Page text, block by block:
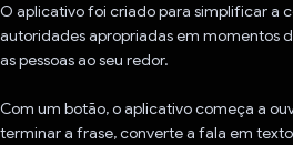
O aplicativo foi criado para simplificar a
autoridades apropriadas em momentos
as pessoas ao seu redor.
Com um botão, o aplicativo começa a
terminar a frase, converte a fala em